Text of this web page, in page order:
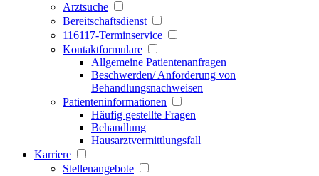
Arztsuche
Bereitschaftsdienst
116117-Terminservice
Kontaktformulare
Allgemeine Patientenanfragen
Beschwerden/ Anforderung von
Behandlungsnachweisen
Patienteninformationen
Häufig gestellte Fragen
Behandlung
Hausarztvermittlungsfall
Karriere
Stellenangebote